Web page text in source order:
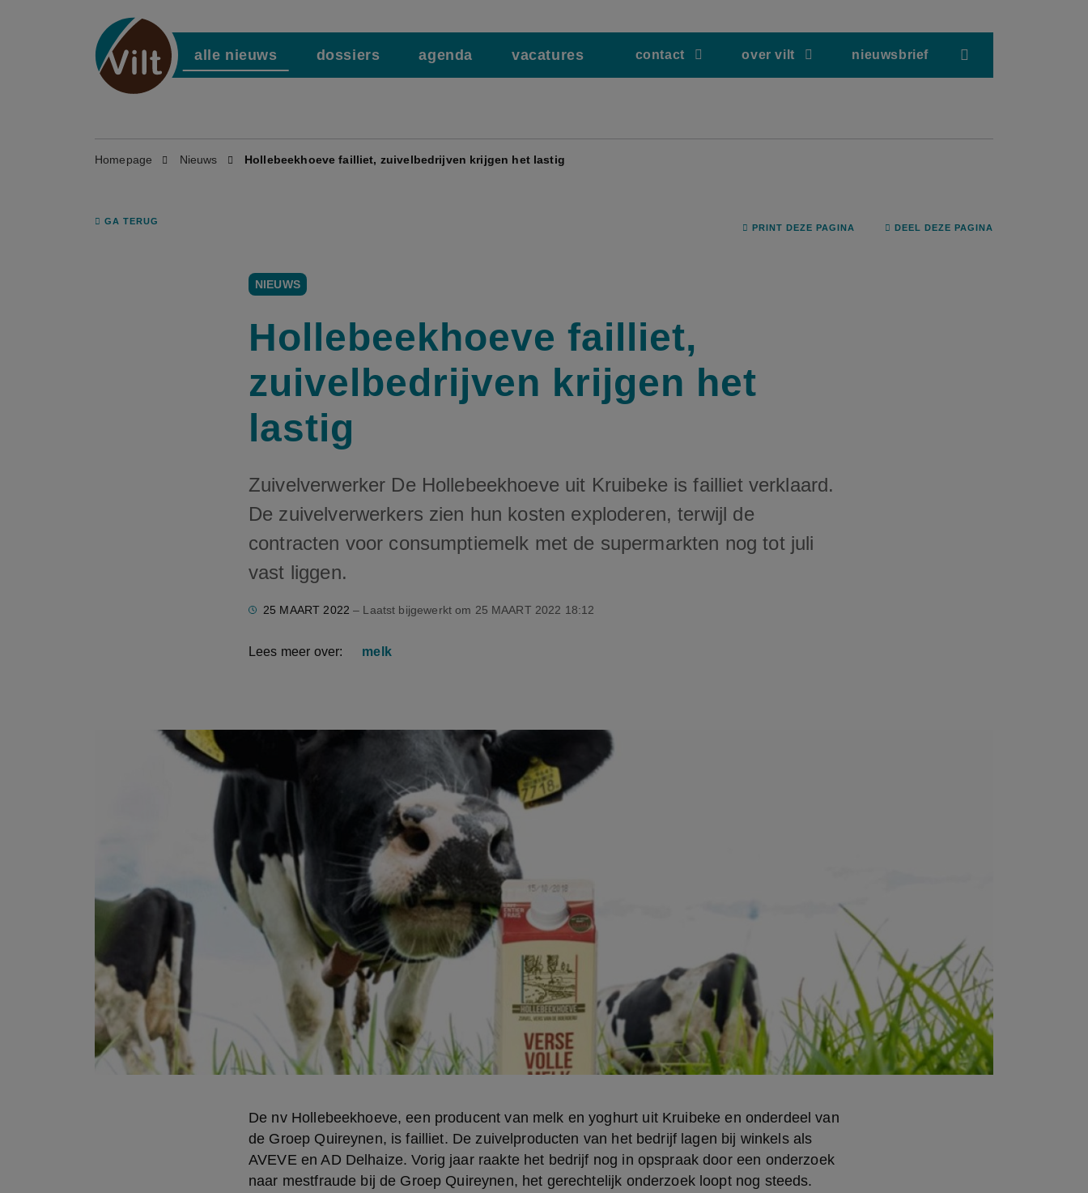
alle nieuws dossiers agenda vacatures contact over vilt nieuwsbrief
Homepage Nieuws Hollebeekhoeve failliet, zuivelbedrijven krijgen het lastig
GA TERUG
PRINT DEZE PAGINA DEEL DEZE PAGINA
NIEUWS
Hollebeekhoeve failliet,
zuivelbedrijven krijgen het
lastig
Zuivelverwerker De Hollebeekhoeve uit Kruibeke is failliet verklaard.
De zuivelverwerkers zien hun kosten exploderen, terwijl de
contracten voor consumptiemelk met de supermarkten nog tot juli
vast liggen.
25 MAART 2022 – Laatst bijgewerkt om 25 MAART 2022 18:12
Lees meer over: melk
De nv Hollebeekhoeve, een producent van melk en yoghurt uit Kruibeke en onderdeel van
de Groep Quireynen, is failliet. De zuivelproducten van het bedrijf lagen bij winkels als
AVEVE en AD Delhaize. Vorig jaar raakte het bedrijf nog in opspraak door een onderzoek
naar mestfraude bij de Groep Quireynen, het gerechtelijk onderzoek loopt nog steeds.